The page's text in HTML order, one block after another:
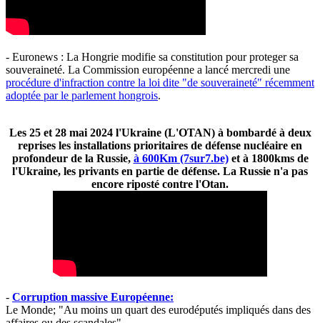
- Euronews : La Hongrie modifie sa constitution pour proteger sa
souveraineté. La Commission européenne a lancé mercredi une
procédure d'infraction contre la loi dite "de souveraineté" récemment
adoptée par le parlement hongrois.
Les 25 et 28 mai 2024 l'Ukraine (L'OTAN) à bombardé à deux
reprises les installations prioritaires de défense nucléaire en
profondeur de la Russie, à 600Km (7sur7.be)et à 1800kms de
l'Ukraine, les privants en partie de défense. La Russie n'a pas
encore riposté contre l'Otan.
- Corruption massive Européenne:
Le Monde; "Au moins un quart des eurodéputés impliqués dans des